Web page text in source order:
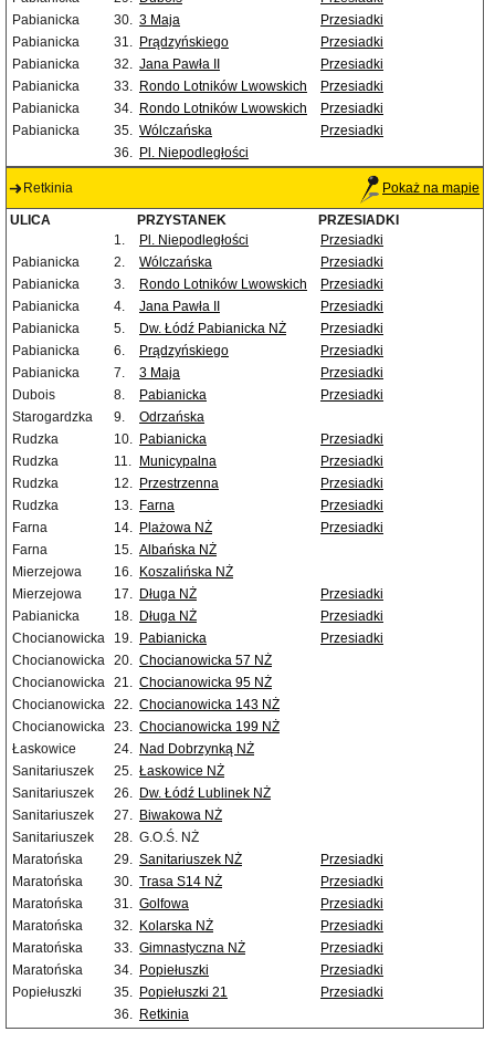
Pabianicka
30. 3 Maja
Przesiadki
Pabianicka
31. Prądzyńskiego
Przesiadki
Pabianicka
32. Jana Pawła II
Przesiadki
Pabianicka
33. Rondo Lotników Lwowskich
Przesiadki
Pabianicka
34. Rondo Lotników Lwowskich
Przesiadki
Pabianicka
35. Wólczańska
Przesiadki
36. Pl. Niepodległości
Retkinia Pokaż na mapie
ULICA PRZYSTANEK
PRZESIADKI
1.
Pl. Niepodległości
Przesiadki
Pabianicka
2. Wólczańska
Przesiadki
Pabianicka
3. Rondo Lotników Lwowskich
Przesiadki
Pabianicka
4. Jana Pawła II
Przesiadki
Pabianicka
5. Dw. Łódź Pabianicka NŻ
Przesiadki
Pabianicka
6. Prądzyńskiego
Przesiadki
Pabianicka
7. 3 Maja
Przesiadki
Dubois
8. Pabianicka
Przesiadki
Starogardzka
9.
Odrzańska
Rudzka
10. Pabianicka
Przesiadki
Rudzka
11. Municypalna
Przesiadki
Rudzka
12. Przestrzenna
Przesiadki
Rudzka
13. Farna
Przesiadki
Farna
14. Plażowa NŻ
Przesiadki
Farna
15. Albańska NŻ
Mierzejowa
16. Koszalińska NŻ
Mierzejowa
17. Długa NŻ
Przesiadki
Pabianicka
18. Długa NŻ
Przesiadki
Chocianowicka
19. Pabianicka
Przesiadki
Chocianowicka 20. Chocianowicka 57 NŻ
Chocianowicka 21. Chocianowicka 95 NŻ
Chocianowicka 22. Chocianowicka 143 NŻ
Chocianowicka 23. Chocianowicka 199 NŻ
Łaskowice
24. Nad Dobrzynką NŻ
Sanitariuszek
25. Łaskowice NŻ
Sanitariuszek
26. Dw. Łódź Lublinek NŻ
Sanitariuszek
27. Biwakowa NŻ
Sanitariuszek
28. G.O.Ś. NŻ
Maratońska
29. Sanitariuszek NŻ
Przesiadki
Maratońska
30. Trasa S14 NŻ
Przesiadki
Maratońska
31. Golfowa
Przesiadki
Maratońska
32. Kolarska NŻ
Przesiadki
Maratońska
33. Gimnastyczna NŻ
Przesiadki
Maratońska
34. Popiełuszki
Przesiadki
Popiełuszki
35. Popiełuszki 21
Przesiadki
36. Retkinia